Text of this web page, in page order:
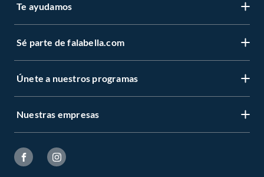
Te ayudamos
Sé parte de falabella.com
Únete a nuestros programas
Nuestras empresas